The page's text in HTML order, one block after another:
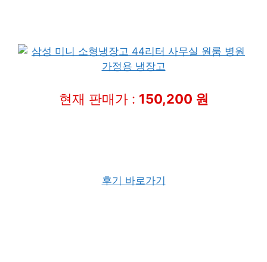
현재 판매가 : 150,200 원
후기 바로가기